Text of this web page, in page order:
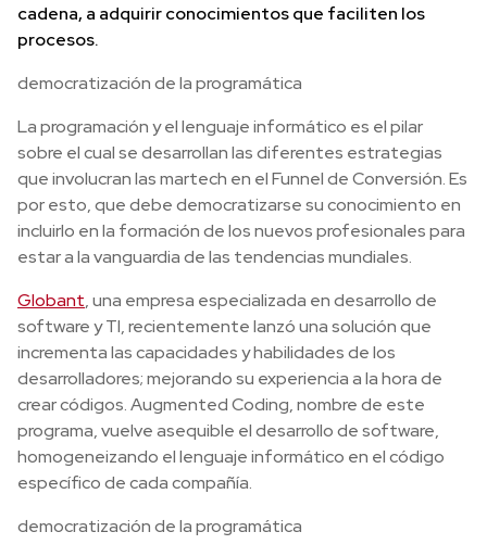
cadena, a adquirir conocimientos que faciliten los
procesos.
democratización de la programática
La programación y el lenguaje informático es el pilar
sobre el cual se desarrollan las diferentes estrategias
que involucran las martech en el Funnel de Conversión. Es
por esto, que debe democratizarse su conocimiento en
incluirlo en la formación de los nuevos profesionales para
estar a la vanguardia de las tendencias mundiales.
Globant,una empresa especializada en desarrollo de
software y TI, recientemente lanzó una solución que
incrementa las capacidades y habilidades de los
desarrolladores; mejorando su experiencia a la hora de
crear códigos. Augmented Coding, nombre de este
programa, vuelve asequible el desarrollo de software,
homogeneizando el lenguaje informático en el código
específico de cada compañía.
democratización de la programática